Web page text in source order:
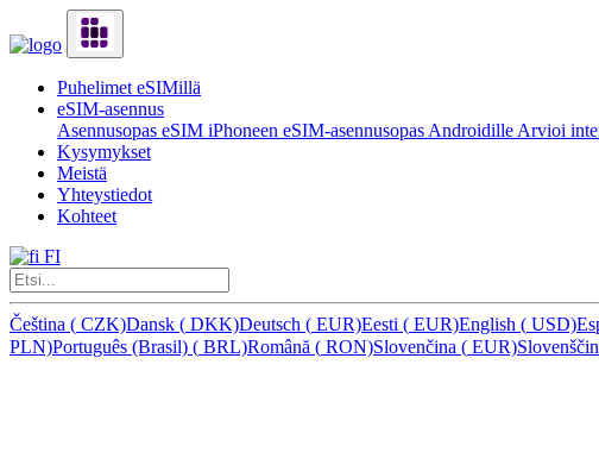
Puhelimet eSIMillä
eSIM-asennus
Asennusopas eSIM iPhoneen eSIM-asennusopas Androidille Arvioi
Kysymykset
Meistä
Yhteystiedot
Kohteet
FI
Čeština ( CZK)Dansk ( DKK)Deutsch ( EUR)Eesti ( EUR)English ( USD)
PLN)Português (Brasil) ( BRL)Română ( RON)Slovenčina ( EUR)